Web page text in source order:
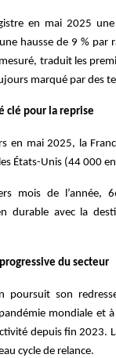
en mai 2025
hausse de 9 %
traduit les
marqué par des
clé pour la reprise
en mai 2025, la
États-Unis (44 000
mois de l’année,
durable avec la
du secteur
poursuit son
mondiale et
depuis fin 2023.
cycle de relance.